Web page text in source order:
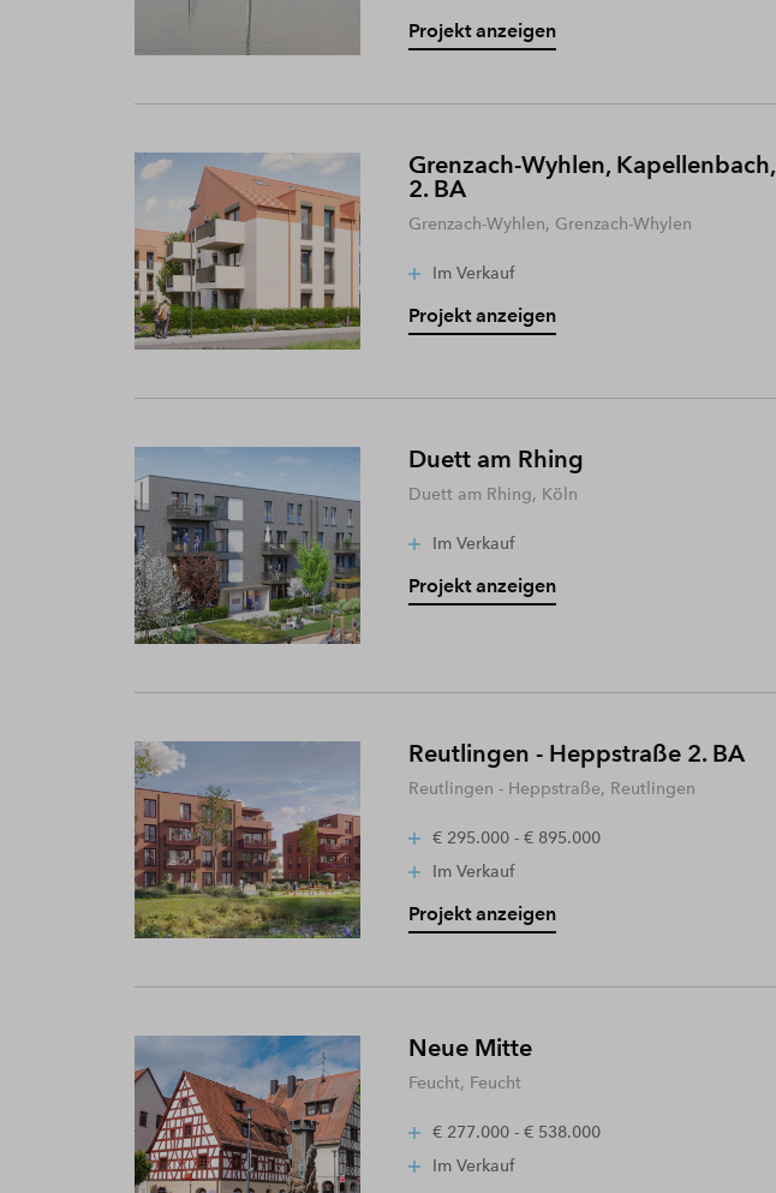
Projekt anzeigen
Grenzach-Wyhlen, Kapellenbach,
2. BA
Grenzach-Wyhlen, Grenzach-Whylen
Im Verkauf
Projekt anzeigen
Duett am Rhing
Duett am Rhing, Köln
Im Verkauf
Projekt anzeigen
Reutlingen - Heppstraße 2. BA
Reutlingen - Heppstraße, Reutlingen
€ 295.000 - € 895.000
Im Verkauf
Projekt anzeigen
Neue Mitte
Feucht, Feucht
€ 277.000 - € 538.000
Im Verkauf